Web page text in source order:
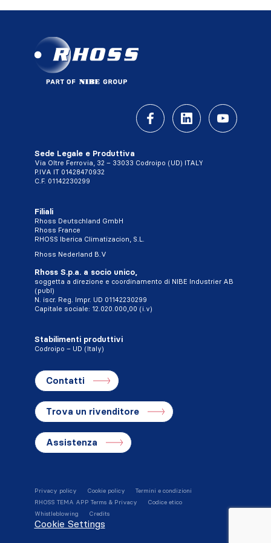
Sede Legale e Produttiva
Via Oltre Ferrovia, 32 – 33033 Codroipo (UD) ITALY
P.IVA IT 01428470932
C.F. 01142230299
Filiali
Rhoss Deutschland GmbH
Rhoss France
RHOSS Iberica Climatizacion, S.L.
Rhoss Nederland B.V
Rhoss S.p.a. a socio unico,
soggetta a direzione e coordinamento di NIBE Industrier AB
(publ)
N. iscr. Reg. Impr. UD 01142230299
Capitale sociale: 12.020.000,00 (i.v)
Stabilimenti produttivi
Codroipo – UD (Italy)
Contatti
Trova un rivenditore
Assistenza
Privacy policy Cookie policy
Termini e condizioni
RHOSS TEMA APP Terms & Privacy
Codice etico
Whistleblowing
Credits
Cookie Settings